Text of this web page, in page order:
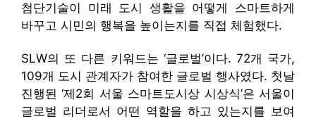
첨단기술이 미래 도시 생활을 어떻게 스마트하게
바꾸고 시민의 행복을 높이는지를 직접 체험했다.
SLW의 또 다른 키워드는 ‘글로벌’이다. 72개 국가,
109개 도시 관계자가 참여한 글로벌 행사였다. 첫날
진행된 ‘제2회 서울 스마트도시상 시상식’은 서울이
글로벌 리더로서 어떤 역할을 하고 있는지를 보여